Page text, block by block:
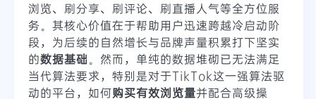
浏览、刷分享、刷评论、刷直播人气等全方位服
务。其核心价值在于帮助用户迅速跨越冷启动阶
段，为后续的自然增长与品牌声量积累打下坚实
的数据基础 。然而，单纯的数据堆砌已无法满足
当代算法要求，特别是对于TikTok这一强算法驱
动的平台，如何购买有效浏览量并配合高级操